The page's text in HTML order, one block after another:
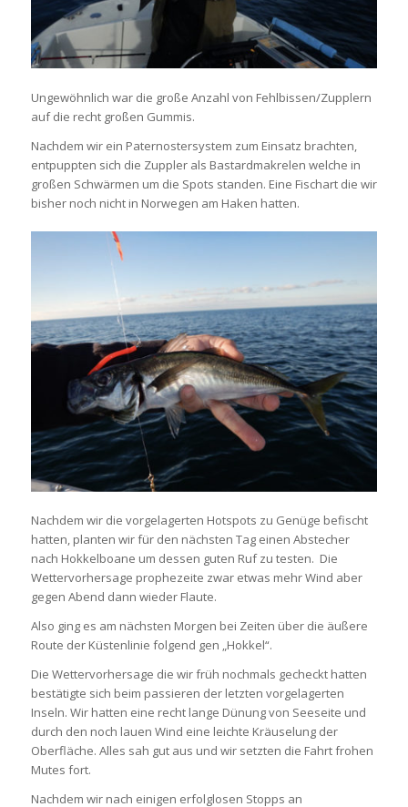
Ungewöhnlich war die große Anzahl von Fehlbissen/Zupplern
auf die recht großen Gummis.
Nachdem wir ein Paternostersystem zum Einsatz brachten,
entpuppten sich die Zuppler als Bastardmakrelen welche in
großen Schwärmen um die Spots standen. Eine Fischart die wir
bisher noch nicht in Norwegen am Haken hatten.
Nachdem wir die vorgelagerten Hotspots zu Genüge befischt
hatten, planten wir für den nächsten Tag einen Abstecher
nach Hokkelboane um dessen guten Ruf zu testen. Die
Wettervorhersage prophezeite zwar etwas mehr Wind aber
gegen Abend dann wieder Flaute.
Also ging es am nächsten Morgen bei Zeiten über die äußere
Route der Küstenlinie folgend gen „Hokkel“.
Die Wettervorhersage die wir früh nochmals gecheckt hatten
bestätigte sich beim passieren der letzten vorgelagerten
Inseln. Wir hatten eine recht lange Dünung von Seeseite und
durch den noch lauen Wind eine leichte Kräuselung der
Oberfläche. Alles sah gut aus und wir setzten die Fahrt frohen
Mutes fort.
Nachdem wir nach einigen erfolglosen Stopps an